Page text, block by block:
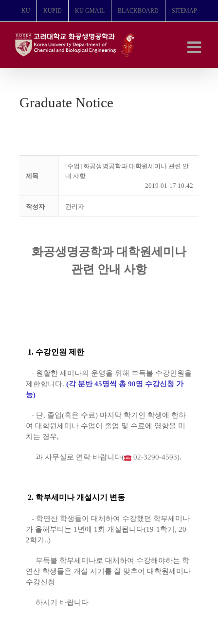
뛰
KU KUPID KU GMAIL BLACKBOARD SITEMAP
Graduate Notice
제목
[수업] 화공생명공학과 대학원세미나 관련 안
내 사항
2019-01-17 10:42
작성자 관리자
화공생명공학과 대학원세미나
관련 안내 사항
1. 수강인원 제한
- 원활한 세미나의 운영을 위해 부득불 수강인원을
제한합니다. (각 분반 45명씩 총 90명 수강신청 가
능)
- 단, 졸업(혹은 수료) 마지막 학기인 학생에 한하
여 대학원세미나 수업이 졸업 및 수료에 영향을 미
치는 경우,
과 사무실로 연락 바랍니다( 02-3290-4593).
2. 학부세미나 개설시기 변동
- 학연산 학생들이 대체하여 수강했던 학부세미나
가 올해부터는 1년에 1회 개설됩니다(19-1학기, 20-
2학기..)
부득불 학부세미나로 대체하여 수강해야하는 학
연산 학생들은 개설 시기를 잘 맞추어 대학원세미나
수강신청
하시기 바랍니다